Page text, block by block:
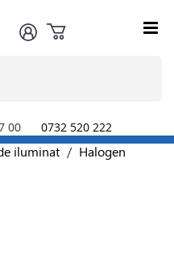
00 0732 520 222
iluminat / Halogen